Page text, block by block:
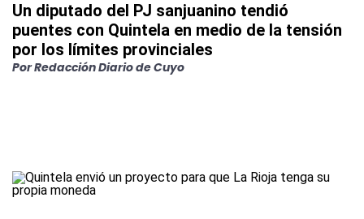
Un diputado del PJ sanjuanino tendió
puentes con Quintela en medio de la tensión
por los límites provinciales
Por Redacción Diario de Cuyo